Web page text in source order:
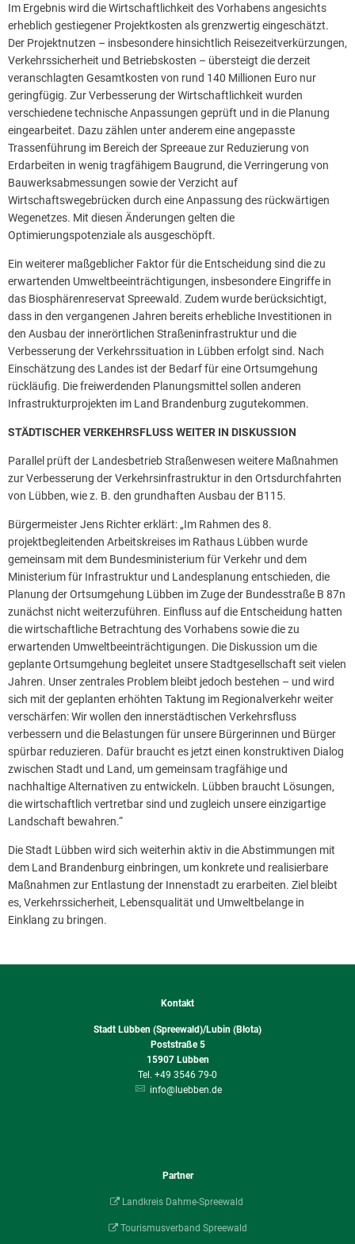
Im Ergebnis wird die Wirtschaftlichkeit des Vorhabens angesichts
erheblich gestiegener Projektkosten als grenzwertig eingeschätzt.
Der Projektnutzen – insbesondere hinsichtlich Reisezeitverkürzungen,
Verkehrssicherheit und Betriebskosten – übersteigt die derzeit
veranschlagten Gesamtkosten von rund 140 Millionen Euro nur
geringfügig. Zur Verbesserung der Wirtschaftlichkeit wurden
verschiedene technische Anpassungen geprüft und in die Planung
eingearbeitet. Dazu zählen unter anderem eine angepasste
Trassenführung im Bereich der Spreeaue zur Reduzierung von
Erdarbeiten in wenig tragfähigem Baugrund, die Verringerung von
Bauwerksabmessungen sowie der Verzicht auf
Wirtschaftswegebrücken durch eine Anpassung des rückwärtigen
Wegenetzes. Mit diesen Änderungen gelten die
Optimierungspotenziale als ausgeschöpft.
Ein weiterer maßgeblicher Faktor für die Entscheidung sind die zu
erwartenden Umweltbeeinträchtigungen, insbesondere Eingriffe in
das Biosphärenreservat Spreewald. Zudem wurde berücksichtigt,
dass in den vergangenen Jahren bereits erhebliche Investitionen in
den Ausbau der innerörtlichen Straßeninfrastruktur und die
Verbesserung der Verkehrssituation in Lübben erfolgt sind. Nach
Einschätzung des Landes ist der Bedarf für eine Ortsumgehung
rückläufig. Die freiwerdenden Planungsmittel sollen anderen
Infrastrukturprojekten im Land Brandenburg zugutekommen.
STÄDTISCHER VERKEHRSFLUSS WEITER IN DISKUSSION
Parallel prüft der Landesbetrieb Straßenwesen weitere Maßnahmen
zur Verbesserung der Verkehrsinfrastruktur in den Ortsdurchfahrten
von Lübben, wie z. B. den grundhaften Ausbau der B115.
Bürgermeister Jens Richter erklärt: „Im Rahmen des 8.
projektbegleitenden Arbeitskreises im Rathaus Lübben wurde
gemeinsam mit dem Bundesministerium für Verkehr und dem
Ministerium für Infrastruktur und Landesplanung entschieden, die
Planung der Ortsumgehung Lübben im Zuge der Bundesstraße B 87n
zunächst nicht weiterzuführen. Einfluss auf die Entscheidung hatten
die wirtschaftliche Betrachtung des Vorhabens sowie die zu
erwartenden Umweltbeeinträchtigungen. Die Diskussion um die
geplante Ortsumgehung begleitet unsere Stadtgesellschaft seit vielen
Jahren. Unser zentrales Problem bleibt jedoch bestehen – und wird
sich mit der geplanten erhöhten Taktung im Regionalverkehr weiter
verschärfen: Wir wollen den innerstädtischen Verkehrsfluss
verbessern und die Belastungen für unsere Bürgerinnen und Bürger
spürbar reduzieren. Dafür braucht es jetzt einen konstruktiven Dialog
zwischen Stadt und Land, um gemeinsam tragfähige und
nachhaltige Alternativen zu entwickeln. Lübben braucht Lösungen,
die wirtschaftlich vertretbar sind und zugleich unsere einzigartige
Landschaft bewahren.“
Die Stadt Lübben wird sich weiterhin aktiv in die Abstimmungen mit
dem Land Brandenburg einbringen, um konkrete und realisierbare
Maßnahmen zur Entlastung der Innenstadt zu erarbeiten. Ziel bleibt
es, Verkehrssicherheit, Lebensqualität und Umweltbelange in
Einklang zu bringen.
Kontakt
Stadt Lübben (Spreewald)/Lubin (Błota)
Poststraße 5
15907 Lübben
+49 3546 79-0
info@luebben.de
Partner
Landkreis Dahme-Spreewald
Tourismusverband Spreewald